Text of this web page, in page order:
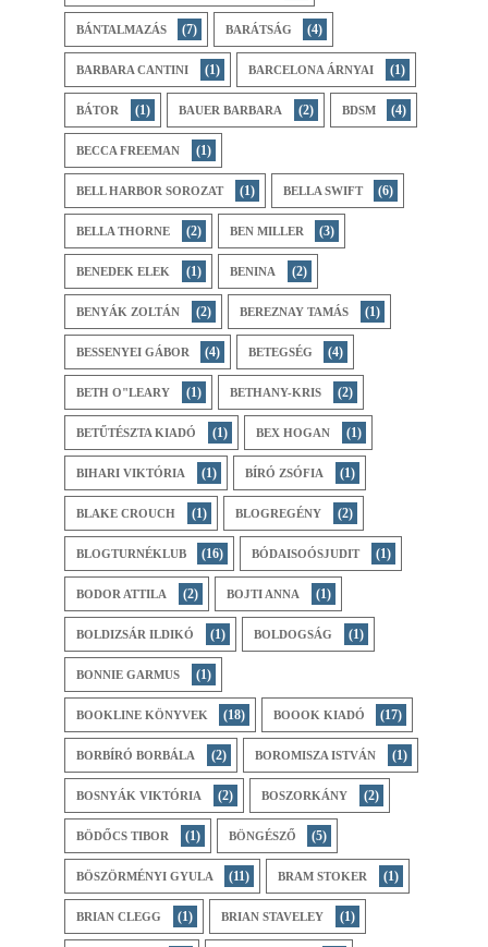
BÁNTALMAZÁS (7) BARÁTSÁG (4)
BARBARA CANTINI (1) BARCELONA ÁRNYAI (1)
BÁTOR (1) BAUER BARBARA (2) BDSM (4)
BECCA FREEMAN (1)
BELL HARBOR SOROZAT (1) BELLA SWIFT (6)
BELLA THORNE (2) BEN MILLER (3)
BENEDEK ELEK (1) BENINA (2)
BENYÁK ZOLTÁN (2) BEREZNAY TAMÁS (1)
BESSENYEI GÁBOR (4) BETEGSÉG (4)
BETH O"LEARY (1) BETHANY-KRIS (2)
BETŰTÉSZTA KIADÓ (1) BEX HOGAN (1)
BIHARI ​VIKTÓRIA (1) BÍRÓ ZSÓFIA (1)
BLAKE CROUCH (1) BLOGREGÉNY (2)
BLOGTURNÉKLUB (16) BÓDAISOÓSJUDIT (1)
BODOR ATTILA (2) BOJTI ANNA (1)
BOLDIZSÁR ILDIKÓ (1) BOLDOGSÁG (1)
BONNIE GARMUS (1)
BOOKLINE KÖNYVEK (18) BOOOK KIADÓ (17)
BORBÍRÓ BORBÁLA (2) BOROMISZA ISTVÁN (1)
BOSNYÁK VIKTÓRIA (2) BOSZORKÁNY (2)
BÖDŐCS TIBOR (1) BÖNGÉSZŐ (5)
BÖSZÖRMÉNYI GYULA (11) BRAM STOKER (1)
BRIAN CLEGG (1) BRIAN STAVELEY (1)